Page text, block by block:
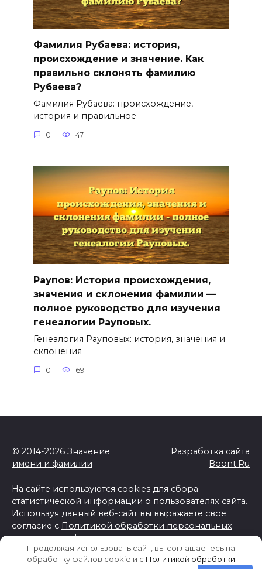
Фамилия Рубаева: история,
происхождение и значение. Как
правильно склонять фамилию
Рубаева?
Фамилия Рубаева: происхождение,
история и правильное
0 47
Раупов: История происхождения,
значения и склонения фамилии —
полное руководство для изучения
генеалогии Рауповых.
Генеалогия Рауповых: история, значения и
склонения
0 69
© 2014-2026 Значение
имени и фамилии
Разработка сайта
Boont.Ru
На сайте используются cookies для сбора
статистической информации о пользователях сайта.
Используя данный веб-сайт вы выражаете свое
согласие с Политикой обработки персональных
данных и конфиденциальности
Отказ от ответственности
Продолжая использовать сайт, вы соглашаетесь на
обработку файлов cookie и c Политикой обработки